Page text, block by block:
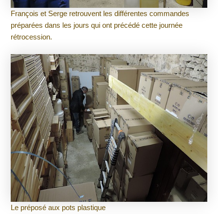
François et Serge retrouvent les différentes commandes
préparées dans les jours qui ont précédé cette journée
rétrocession.
Le préposé aux pots plastique